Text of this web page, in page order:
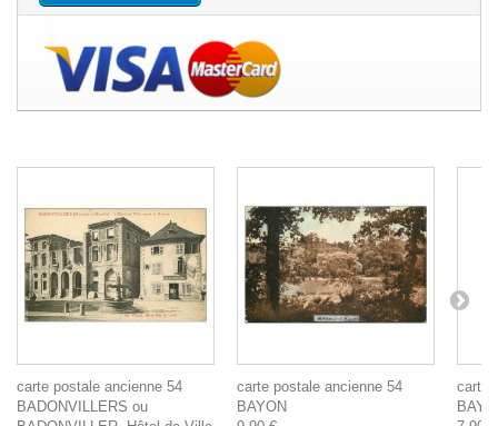
carte postale ancienne 54
BADONVILLERS ou
carte postale ancienne 54
BAYON
carte